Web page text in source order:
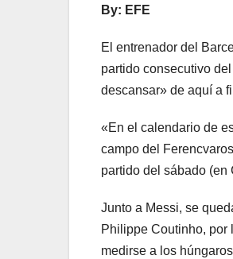
By: EFE
El entrenador del
partido consecutivo
descansar» de aquí a
«En el calendario de
campo del
partido del sábado (en
Junto a Messi, se
Philippe Coutinho, por
medirse a los